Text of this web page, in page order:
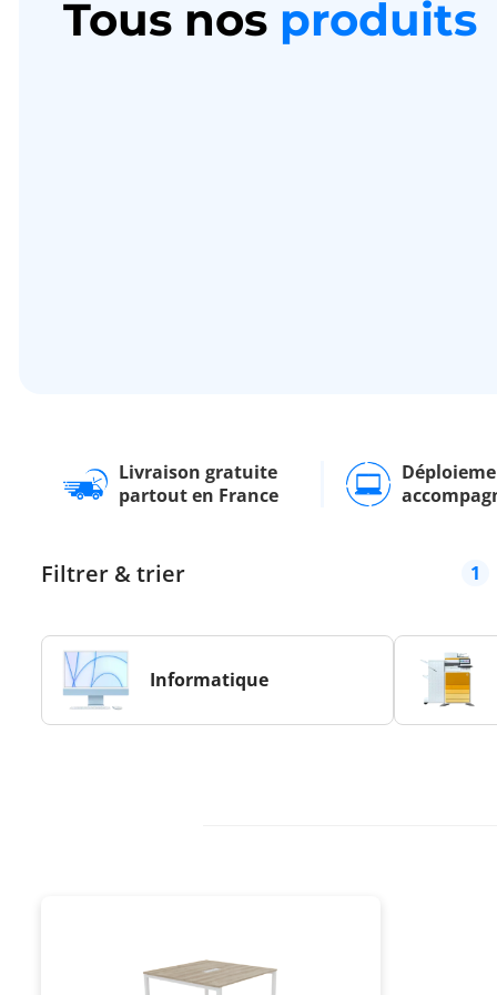
Tous nos produits
Livraison gratuite
partout en France
Filtrer & trier 1
Informatique